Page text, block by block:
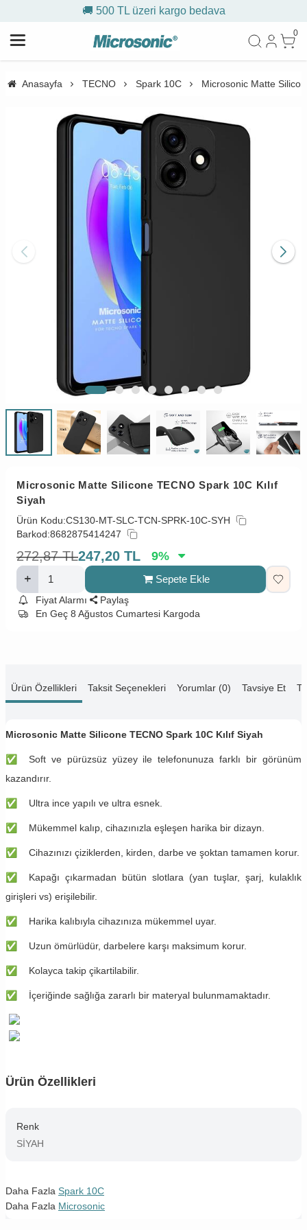
🚚 500 TL üzeri kargo bedava
0
Anasayfa TECNO Spark 10C Microsonic Matte
Microsonic Matte Silicone TECNO Spark 10C Kılıf
Siyah
Ürün Kodu:CS130-MT-SLC-TCN-SPRK-10C-SYH
Barkod:8682875414247
272,87 TL247,20 TL 9%
Sepete Ekle
Fiyat Alarmı
Paylaş
En Geç 8 Ağustos Cumartesi Kargoda
Ürün Özellikleri Taksit Seçenekleri Yorumlar (0) Tavsiye Et
Microsonic Matte Silicone TECNO Spark 10C Kılıf Siyah
✅ Soft ve pürüzsüz yüzey ile telefonunuza farklı bir görünüm
kazandırır.
✅ Ultra ince yapılı ve ultra esnek.
✅ Mükemmel kalıp, cihazınızla eşleşen harika bir dizayn.
✅ Cihazınızı çiziklerden, kirden, darbe ve şoktan tamamen korur.
✅ Kapağı çıkarmadan bütün slotlara (yan tuşlar, şarj, kulaklık
girişleri vs) erişilebilir.
✅ Harika kalıbıyla cihazınıza mükemmel uyar.
✅ Uzun ömürlüdür, darbelere karşı maksimum korur.
✅ Kolayca takip çikartilabilir.
✅ İçeriğinde sağlığa zararlı bir materyal bulunmamaktadır.
Ürün Özellikleri
Renk
SİYAH
Daha Fazla Spark 10C
Daha Fazla Microsonic